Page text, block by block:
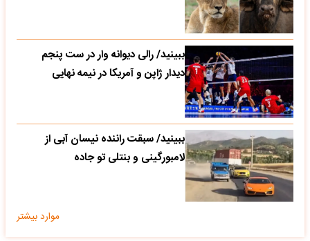
ببینید/ رالی دیوانه وار در ست پنجم
دیدار ژاپن و آمریکا در نیمه نهایی
ببینید/ سبقت راننده نیسان آبی از
لامبورگینی و بنتلی تو جاده
موارد بیشتر